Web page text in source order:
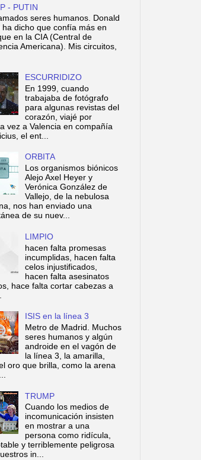
- PUTIN
seres humanos. Donald
ha dicho que confía más en
en la CIA (Central de
Americana). Mis circuitos,
ESCURRIDIZO
En 1999, cuando
trabajaba de fotógrafo
para algunas revistas del
corazón, viajé por
vez a Valencia en compañía
el ent...
ORBITA
Los organismos biónicos
Alejo Axel Heyer y
Verónica González de
Vallejo, de la nebulosa
nos han enviado una
de su nuev...
LIMPIO
hacen falta promesas
incumplidas, hacen falta
celos injustificados,
hacen falta asesinatos
hace falta cortar cabezas a
ISIS en la línea 3
Metro de Madrid. Muchos
seres humanos y algún
androide en el vagón de
la línea 3, la amarilla,
oro que brilla, como la arena
TRUMP
Cuando los medios de
incomunicación insisten
en mostrar a una
persona como ridícula,
y terriblemente peligrosa
in...